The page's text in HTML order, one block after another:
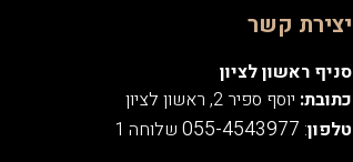
יצירת קשר
סניף ראשון לציון
כתובת: יוסף ספיר 2, ראשון לציון
טלפון:
055-4543977 שלוחה 1